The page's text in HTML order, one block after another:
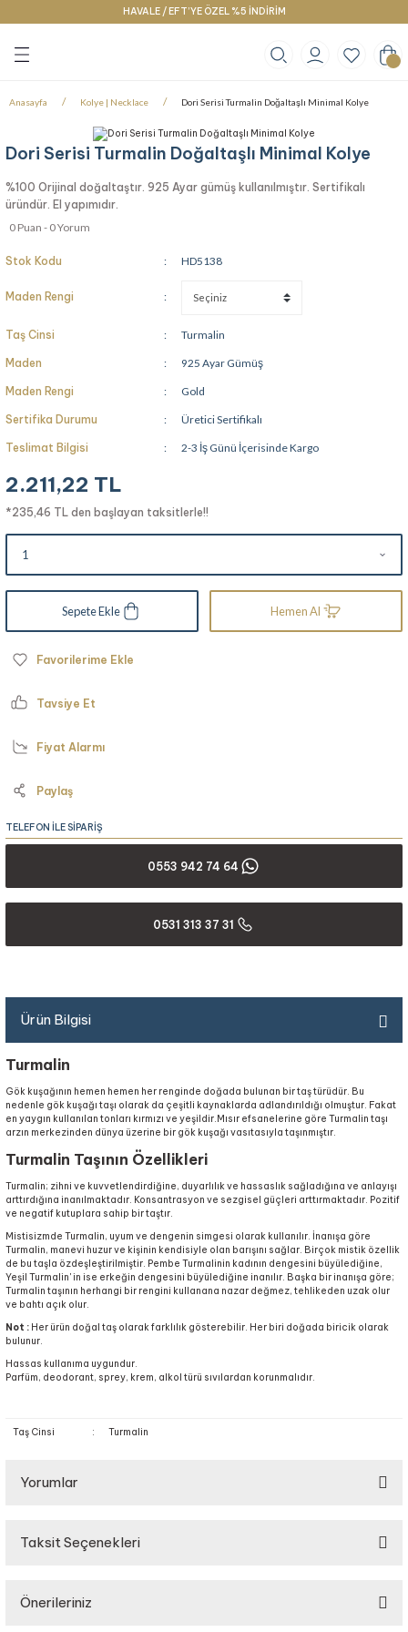
HAVALE / EFT’YE ÖZEL %5 İNDİRİM
Geri Dön
Geri Dön
Geri Dön
Anasayfa Kolye | Necklace Dori Serisi Turmalin Doğaltaşlı Minimal Kolye
Dori Serisi Turmalin Doğaltaşlı Minimal Kolye
%100 Orijinal doğaltaştır. 925 Ayar gümüş kullanılmıştır. Sertifikalı
üründür. El yapımıdır.
0 Puan - 0 Yorum
Stok Kodu HD5138
Maden Rengi
Taş Cinsi Turmalin
Maden 925 Ayar Gümüş
Maden Rengi Gold
Sertifika Durumu Üretici Sertifikalı
Teslimat Bilgisi 2-3 İş Günü İçerisinde Kargo
2.211,22 TL
*235,46 TL den başlayan taksitlerle!!
Sepete Ekle Hemen Al
Tavsiye Et
Fiyat Alarmı
Paylaş
TELEFON İLE SİPARİŞ
0553 942 74 64
0531 313 37 31
Ürün Bilgisi
Turmalin
Gök kuşağının hemen hemen her renginde doğada bulunan bir taş türüdür. Bu
nedenle gök kuşağı taşı olarak da çeşitli kaynaklarda adlandırıldığı olmuştur. Fakat
en yaygın kullanılan tonları kırmızı ve yeşildir.Mısır efsanelerine göre Turmalin taşı
arzın merkezinden dünya üzerine bir gök kuşağı vasıtasıyla taşınmıştır.
Turmalin Taşının Özellikleri
Turmalin; zihni ve kuvvetlendirdiğine, duyarlılık ve hassaslık sağladığına ve anlayışı
arttırdığına inanılmaktadır. Konsantrasyon ve sezgisel güçleri arttırmaktadır. Pozitif
ve negatif kutuplara sahip bir taştır.
Mistisizmde Turmalin, uyum ve dengenin simgesi olarak kullanılır. İnanışa göre
Turmalin, manevi huzur ve kişinin kendisiyle olan barışını sağlar. Birçok mistik özellik
de bu taşla özdeşleştirilmiştir. Pembe Turmalinin kadının dengesini büyülediğine,
Yeşil Turmalin' in ise erkeğin dengesini büyülediğine inanılır. Başka bir inanışa göre;
Turmalin taşının herhangi bir rengini kullanana nazar değmez, tehlikeden uzak olur
ve bahtı açık olur.
Not : Her ürün doğal taş olarak farklılık gösterebilir. Her biri doğada biricik olarak
bulunur.
Hassas kullanıma uygundur.
Parfüm, deodorant, sprey, krem, alkol türü sıvılardan korunmalıdır.
Taş Cinsi : Turmalin
Yorumlar
Taksit Seçenekleri
Önerileriniz